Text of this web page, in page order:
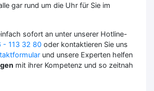
gar rund um die Uhr für Sie im
sofort an unter unserer Hotline-
- 113 32 80 oder kontaktieren Sie uns
und unsere Experten helfen
mit ihrer Kompetenz und so zeitnah